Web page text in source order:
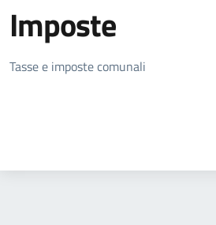
Imposte
Dettagli della notizia
Tasse e imposte comunali